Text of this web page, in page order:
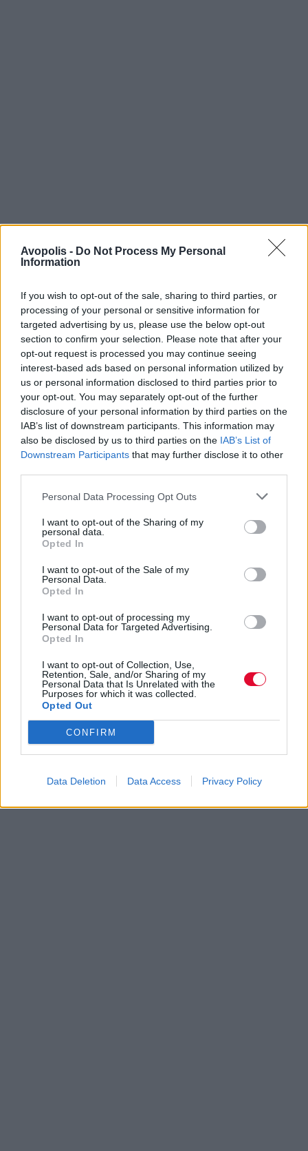
Avopolis - Do Not Process My Personal
Information
If you wish to opt-out of the sale, sharing to third parties, or
processing of your personal or sensitive information for
targeted advertising by us, please use the below opt-out
section to confirm your selection. Please note that after your
opt-out request is processed you may continue seeing
interest-based ads based on personal information utilized by
us or personal information disclosed to third parties prior to
your opt-out. You may separately opt-out of the further
disclosure of your personal information by third parties on the
IAB’s list of downstream participants. This information may
also be disclosed by us to third parties on the IAB’s List of
Downstream Participants that may further disclose it to other
Personal Data Processing Opt Outs
I want to opt-out of the Sharing of my
personal data.
Opted In
I want to opt-out of the Sale of my
Personal Data.
Opted In
I want to opt-out of processing my
Personal Data for Targeted Advertising.
Opted In
I want to opt-out of Collection, Use,
Retention, Sale, and/or Sharing of my
Personal Data that Is Unrelated with the
Purposes for which it was collected.
Opted Out
CONFIRM
Data Deletion Data Access Privacy Policy